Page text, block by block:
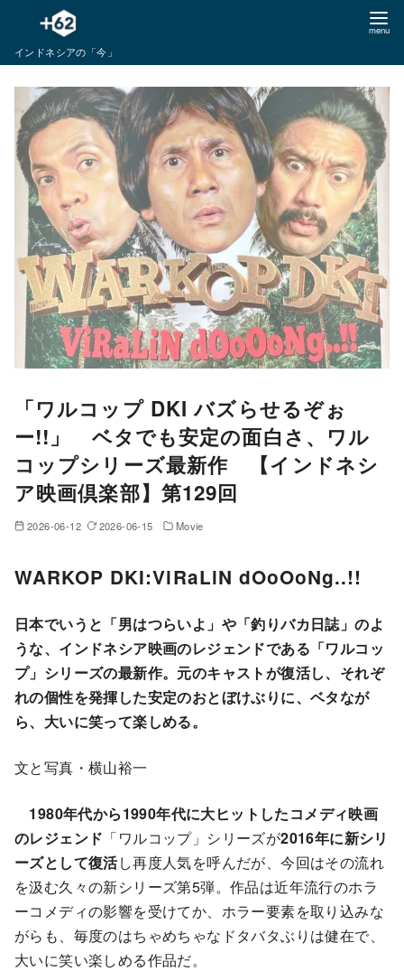
テインドネシアの「今」
「ワルコップ DKI バズらせるぞぉ
ー!!」 ベタでも安定の面白さ、ワル
コップシリーズ最新作 【インドネシ
ア映画倶楽部】第129回
2026-06-12 2026-06-15 Movie
WARKOP DKI:ViRaLiN dOoOoNg..!!
日本でいうと「男はつらいよ」や「釣りバカ日誌」のよ
うな、インドネシア映画のレジェンドである「ワルコッ
プ」シリーズの最新作。元のキャストが復活し、それぞ
れの個性を発揮した安定のおとぼけぶりに、ベタなが
ら、大いに笑って楽しめる。
文と写真・横山裕一
1980年代から1990年代に大ヒットしたコメディ映画
のレジェンド 「ワルコップ」シリーズが2016年に新シリ
ーズとして復活し再度人気を呼んだが、今回はその流れ
を汲む久々の新シリーズ第5弾。作品は近年流行のホラ
ーコメディの影響を受けてか、ホラー要素を取り込みな
がらも、毎度のはちゃめちゃなドタバタぶりは健在で、
大いに笑い楽しめる作品だ。